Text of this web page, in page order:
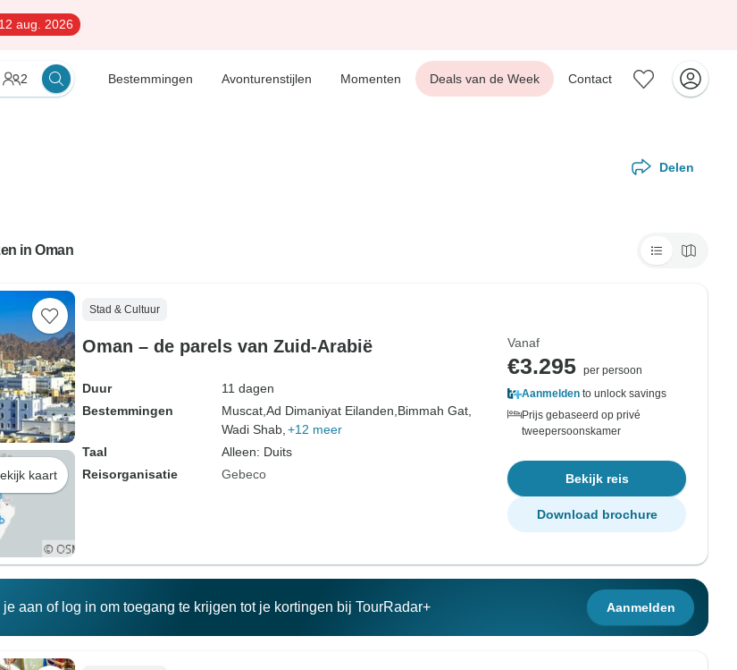
12 aug. 2026
2 Bestemmingen Avonturenstijlen Momenten Deals van de Week Contact
Delen
in Oman
kaart
Stad & Cultuur
Oman – de parels van Zuid-Arabië
Duur
11 dagen
Bestemmingen
Muscat, Ad Dimaniyat Eilanden, Bimmah Gat,
Wadi Shab, +12 meer
Taal
Alleen: Duits
Reisorganisatie
Gebeco
Vanaf
€3.295 per persoon
Aanmelden to unlock savings
Prijs gebaseerd op privé
tweepersoonskamer
Bekijk reis
Download brochure
je aan of log in om toegang te krijgen tot je kortingen bij TourRadar+ Aanmelden